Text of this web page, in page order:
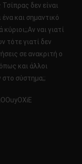
δεν είναι
και σημαντικό
ναι γιατί
τότε γιατί δεν
σε ανακριτή ο
και άλλοι
στο σύστημα;;